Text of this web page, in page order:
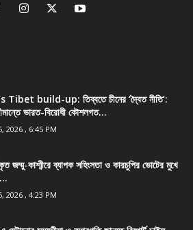
Tibet build-up: তিব্বতে চীনের ‘দ্বৈত নীতি’:
ভারত-বিরোধী কৌশলগত...
2026 , 6:45 PM
জম্মু-কাশ্মীরে ব্যাপক সহিংসতা ও কারচুপির ভোটের মুখে
2026 , 4:23 PM